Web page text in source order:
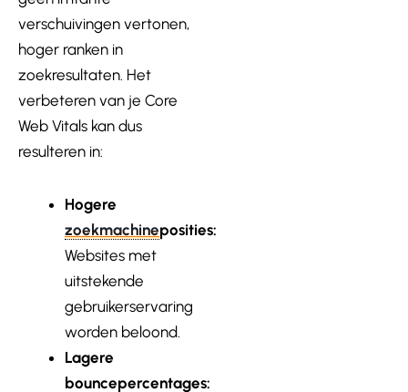
verschuivingen vertonen,
hoger ranken in
zoekresultaten. Het
verbeteren van je Core
Web Vitals kan dus
resulteren in:
Hogere
zoekmachineposities:
Websites met
uitstekende
gebruikerservaring
worden beloond.
Lagere
bouncepercentages: